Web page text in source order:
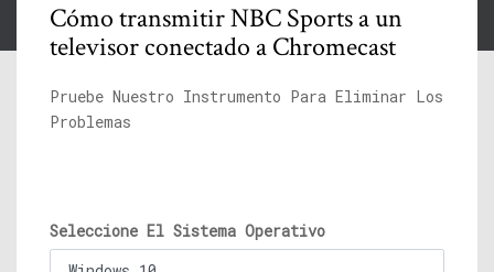
Cómo transmitir NBC Sports a un
televisor conectado a Chromecast
Pruebe Nuestro Instrumento Para Eliminar Los
Problemas
Seleccione El Sistema Operativo